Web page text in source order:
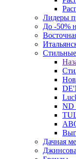
Лидеры
До -50%
ND
Дачная